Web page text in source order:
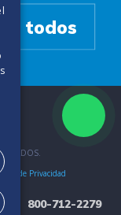
Ver todos
de Privacidad
800-712-2279